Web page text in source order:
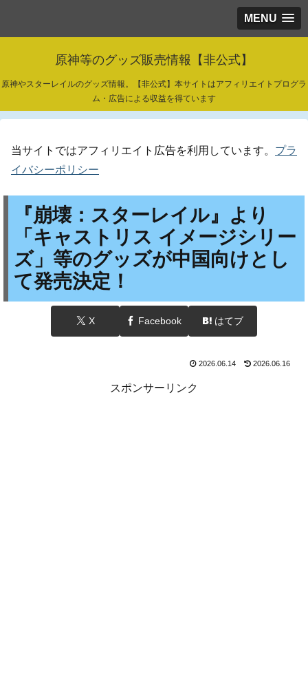
MENU
原神等のグッズ販売情報【非公式】
原神やスターレイルのグッズ情報。【非公式】本サイトはアフィリエイトプログラ
ム・広告による収益を得ています
当サイトではアフィリエイト広告を利用しています。 プラ
イバシーポリシー
『崩壊：スターレイル』より
「キャストリス イメージシリー
ズ」等のグッズが中国向けとし
て発売決定！
X Facebook はてブ
2026.06.14 2026.06.16
スポンサーリンク